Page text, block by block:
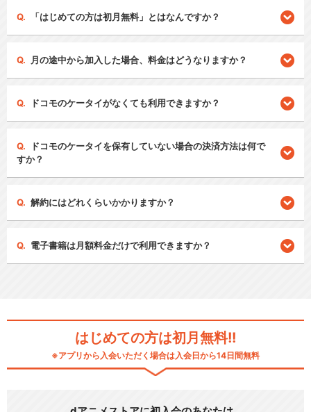
「はじめての方は初月無料」とはなんですか？
月の途中から加入した場合、料金はどうなりますか？
ドコモのケータイがなくても利用できますか？
ドコモのケータイを保有していない場合の決済方法は何で
すか？
解約にはどれくらいかかりますか？
電子書籍は月額料金だけで利用できますか？
はじめての方は初月無料!!
※アプリから入会いただく場合は入会日から14日間無料